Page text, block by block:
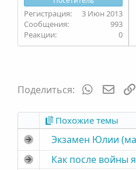
3 Июн 2013
993
0
Поделиться: WhatsApp
Похожие темы
Экзамен Юлии
Как после войны